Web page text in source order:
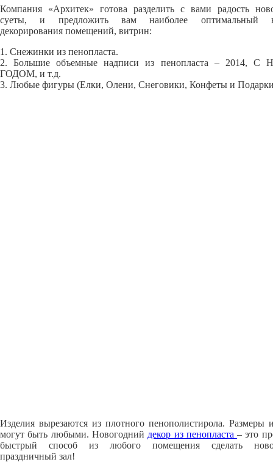
Компания «Архитек» готова разделить с вами радость
суеты, и предложить вам наиболее оптимальный
декорирования помещений, витрин:
1. Снежинки из пенопласта.
2. Большие объемные надписи из пенопласта – 2014,
ГОДОМ, и т.д.
3. Любые фигуры (Елки, Олени, Снеговики, Конфеты и
Изделия вырезаются из плотного пенополистирола. Размеры
могут быть любыми. Новогодний декор из пенопласта– это
быстрый способ из любого помещения сделать
праздничный зал!